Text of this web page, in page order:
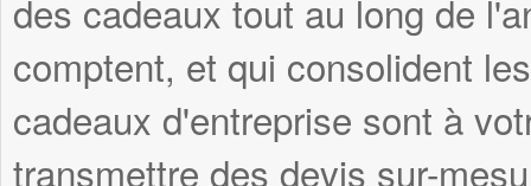
des cadeaux tout au long de
comptent, et qui consolident
cadeaux d'entreprise sont à
transmettre des devis sur-